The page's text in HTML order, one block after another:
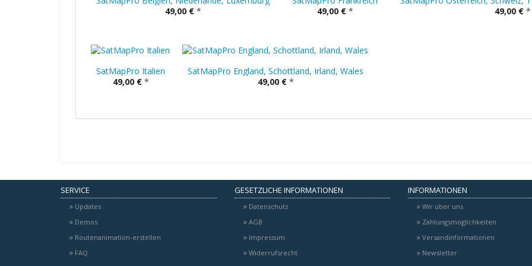
49,00 € *
49,00 € *
49,00 € *
SatMapPro Italien
49,00 € *
SatMapPro England, Schottland, Irland, Wales
49,00 € *
SERVICE
Updates
Demos
Routenanimation-erstellen
FAQ
GESETZLICHE INFORMATIONEN
Datenschutz
AGB
Impressum
Widerrufsrecht
INFORMATIONEN
Wir über uns
Zahlungsmöglichkeiten
Versandinformationen
Newsletter